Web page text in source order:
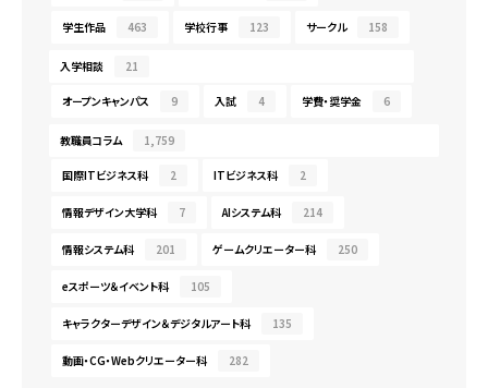
学生作品 463 学校行事 123 サークル 158
入学相談 21
オープンキャンパス 9 入試 4 学費・奨学金 6
教職員コラム 1,759
国際ITビジネス科 2 ITビジネス科 2
情報デザイン大学科 7 AIシステム科 214
情報システム科 201 ゲームクリエーター科 250
eスポーツ＆イベント科 105
キャラクターデザイン＆デジタルアート科 135
動画・CG・Webクリエーター科 282